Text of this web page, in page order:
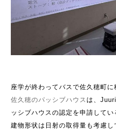
座学が終わってバスで佐久穂町に
佐久穂のパッシブハウス は、
ッシブハウスの認定を申請してい
建物形状は日射の取得量も考慮